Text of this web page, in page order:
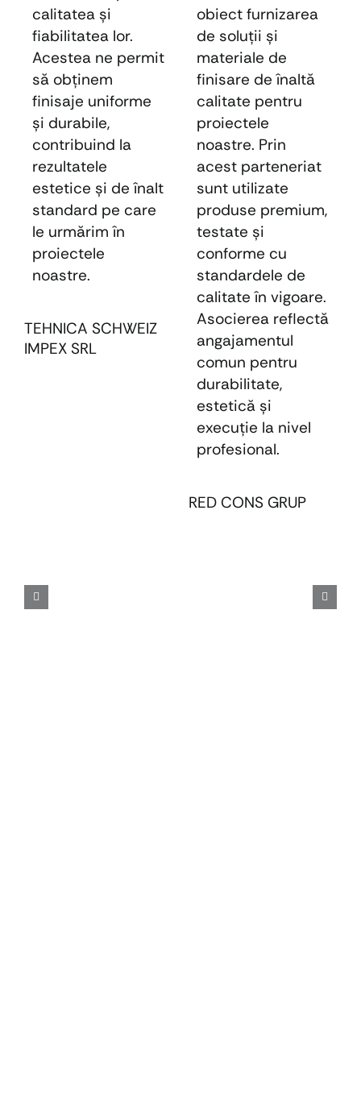
calitatea și
fiabilitatea lor.
Acestea ne permit
să obținem
finisaje uniforme
și durabile,
contribuind la
rezultatele
estetice și de înalt
standard pe care
le urmărim în
proiectele
noastre.
TEHNICA SCHWEIZ
IMPEX SRL
obiect furnizarea
de soluţii şi
materiale de
finisare de înaltă
calitate pentru
proiectele
noastre. Prin
acest parteneriat
sunt utilizate
produse premium,
testate şi
conforme cu
standardele de
calitate în vigoare.
Asocierea reflectă
angajamentul
comun pentru
durabilitate,
estetică şi
execuţie la nivel
profesional.
RED CONS GRUP